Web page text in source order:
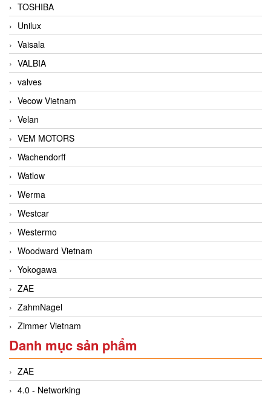
TOSHIBA
Unilux
Vaisala
VALBIA
valves
Vecow Vietnam
Velan
VEM MOTORS
Wachendorff
Watlow
Werma
Westcar
Westermo
Woodward Vietnam
Yokogawa
ZAE
ZahmNagel
Zimmer Vietnam
Danh mục sản phẩm
ZAE
4.0 - Networking